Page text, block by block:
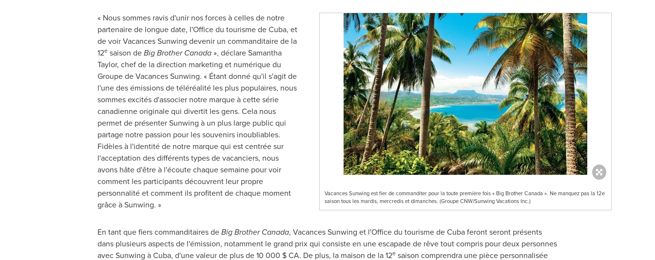
Vacances Sunwing est fier de commanditer pour la toute première fois « Big Brother Canada ». Ne manquez pas la 12e
saison tous les mardis, mercredis et dimanches. (Groupe CNW/Sunwing Vacations Inc.)
« Nous sommes ravis d'unir nos forces à celles de notre
partenaire de longue date, l'Office du tourisme deCuba, et
de voir Vacances Sunwing devenir un commanditaire de la
12esaison deBig Brother Canada», déclareSamantha
Taylor, chef de la direction marketing et numérique du
Groupe de Vacances Sunwing. « Étant donné qu'il s'agit de
l'une des émissions de téléréalité les plus populaires, nous
sommes excités d'associer notre marque à cette série
canadienne originale qui divertit les gens. Cela nous
permet de présenter Sunwing à un plus large public qui
partage notre passion pour les souvenirs inoubliables.
Fidèles à l'identité de notre marque qui est centrée sur
l'acceptation des différents types de vacanciers, nous
avons hâte d'être à l'écoute chaque semaine pour voir
comment les participants découvrent leur propre
personnalité et comment ils profitent de chaque moment
grâce à Sunwing. »
En tant que fiers commanditaires deBig Brother Canada, Vacances Sunwing et l'Office du tourisme deCubaferont seront présents
dans plusieurs aspects de l'émission, notamment le grand prix qui consiste en une escapade de rêve tout compris pour deux personnes
avec Sunwing àCuba, d'une valeur de plus de 10 000 $ CA. De plus, la maison de la 12esaison comprendra une pièce personnalisée